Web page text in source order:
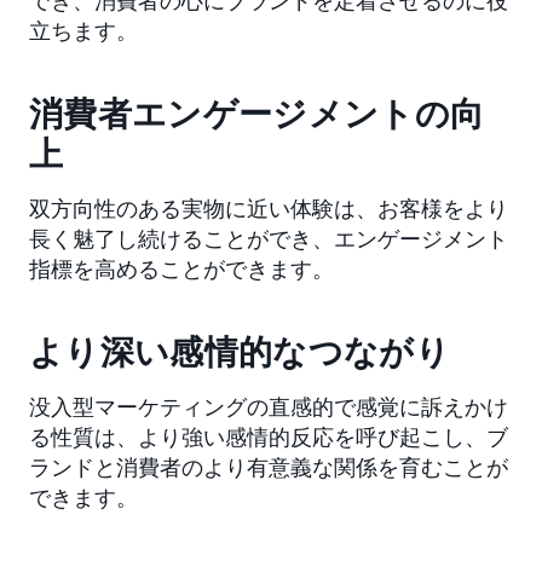
立ちます。
消費者エンゲージメントの向
上
双方向性のある実物に近い体験は、お客様をより
長く魅了し続けることができ、エンゲージメント
指標を高めることができます。
より深い感情的なつながり
没入型マーケティングの直感的で感覚に訴えかけ
る性質は、より強い感情的反応を呼び起こし、ブ
ランドと消費者のより有意義な関係を育むことが
できます。